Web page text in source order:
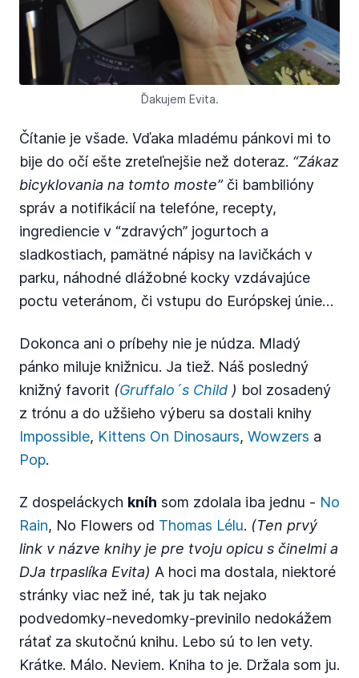
Ďakujem Evita.
Čítanie je všade. Vďaka mladému pánkovi mi to
bije do očí ešte zreteľnejšie než doteraz. “Zákaz
bicyklovania na tomto moste”či bambilióny
správ a notifikácií na telefóne, recepty,
ingrediencie v “zdravých” jogurtoch a
sladkostiach, pamätné nápisy na lavičkách v
parku, náhodné dlážobné kocky vzdávajúce
poctu veteránom, či vstupu do Európskej únie…
Dokonca ani o príbehy nie je núdza. Mladý
pánko miluje knižnicu. Ja tiež. Náš posledný
knižný favorit (Gruffalo´s Child ) bol zosadený
z trónu a do užšieho výberu sa dostali knihy
Impossible, Kittens On Dinosaurs, Wowzers a
Pop.
Z dospeláckych kníh som zdolala iba jednu - No
Rain, No Flowers od Thomas Lélu. (Ten prvý
link v názve knihy je pre tvoju opicu s činelmi a
DJa trpaslíka Evita) A hoci ma dostala, niektoré
stránky viac než iné, tak ju tak nejako
podvedomky-nevedomky-previnilo nedokážem
rátať za skutočnú knihu. Lebo sú to len vety.
Krátke. Málo. Neviem. Kniha to je. Držala som ju.